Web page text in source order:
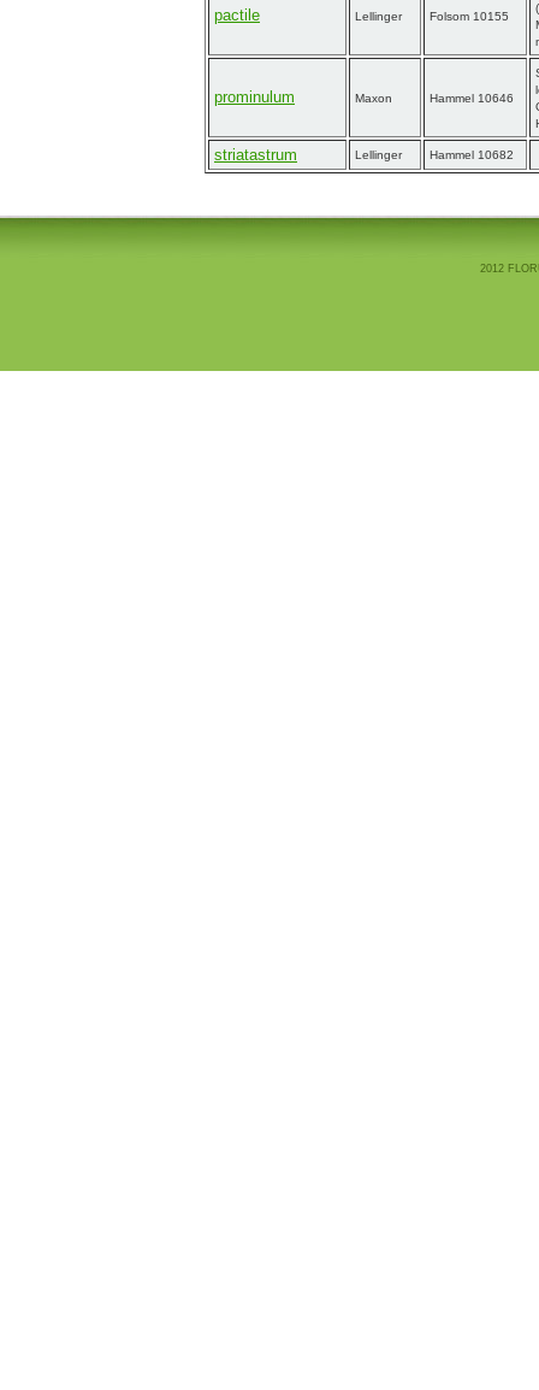
pactile Lellinger Folsom 10155
prominulum Maxon Hammel 10646
striatastrum Lellinger Hammel 10682
2012